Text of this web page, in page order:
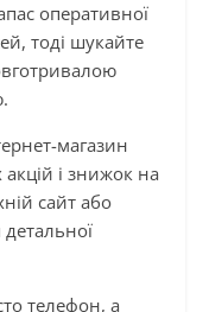
оперативної
тоді шукайте
магазин
і знижок на
сайт або
телефон, а